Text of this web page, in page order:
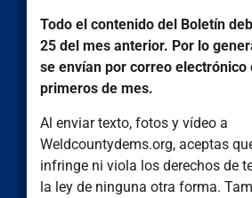
Todo el contenido del Boletín
25 del mes anterior. Por lo
se envían por correo electrónico
primeros de mes.
Al enviar texto, fotos y vídeo a
Weldcountydems.org, aceptas
infringe ni viola los derechos de
la ley de ninguna otra forma.